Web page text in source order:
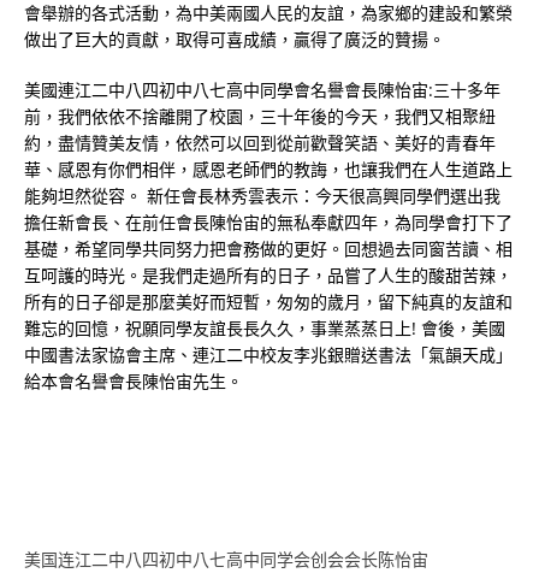
會舉辦的各式活動，為中美兩國人民的友誼，為家鄉的建設和繁榮
做出了巨大的貢獻，取得可喜成績，贏得了廣泛的贊揚。
美國連江二中八四初中八七高中同學會名譽會長陳怡宙:三十多年
前，我們依依不捨離開了校園，三十年後的今天，我們又相聚紐
約，盡情贊美友情，依然可以回到從前歡聲笑語、美好的青春年
華、感恩有你們相伴，感恩老師們的教誨，也讓我們在人生道路上
能夠坦然從容。 新任會長林秀雲表示：今天很高興同學們選出我
擔任新會長、在前任會長陳怡宙的無私奉獻四年，為同學會打下了
基礎，希望同學共同努力把會務做的更好。回想過去同窗苦讀、相
互呵護的時光。是我們走過所有的日子，品嘗了人生的酸甜苦辣，
所有的日子卻是那麼美好而短暫，匆匆的歲月，留下純真的友誼和
難忘的回憶，祝願同學友誼長長久久，事業蒸蒸日上! 會後，美國
中國書法家協會主席、連江二中校友李兆銀贈送書法「氣韻天成」
給本會名譽會長陳怡宙先生。
美国连江二中八四初中八七高中同学会创会会长陈怡宙